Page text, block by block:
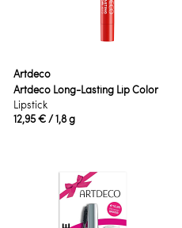
Artdeco
Artdeco Long-Lasting Lip Color
Lipstick
12,95 €/ 1,8 g